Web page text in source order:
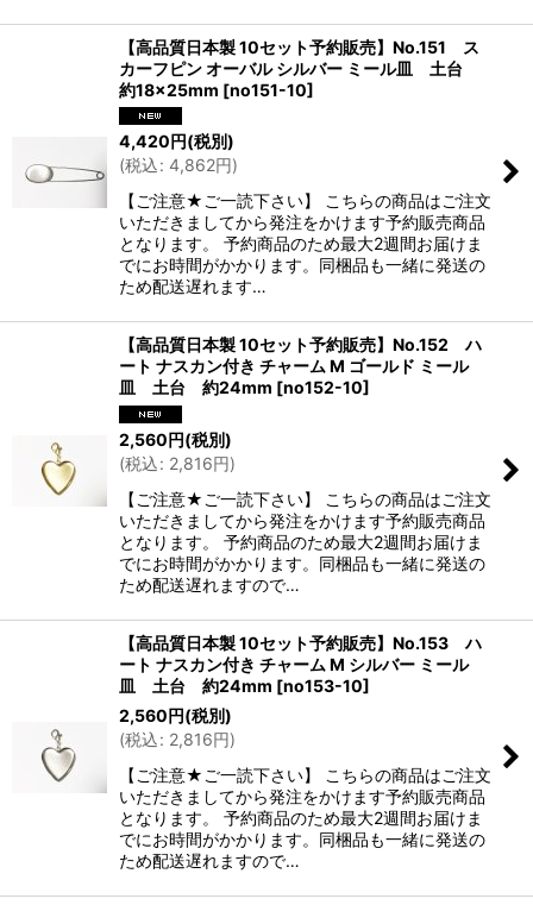
【高品質日本製 10セット予約販売】No.151 ス
カーフピン オーバル シルバー ミール皿 土台
約18×25mm [no151-10]
4,420円(税別)
(税込: 4,862円)
【ご注意★ご一読下さい】 こちらの商品はご注文
いただきましてから発注をかけます予約販売商品
となります。 予約商品のため最大2週間お届けま
でにお時間がかかります。同梱品も一緒に発送の
ため配送遅れます…
【高品質日本製 10セット予約販売】No.152 ハ
ート ナスカン付き チャーム M ゴールド ミール
皿 土台 約24mm [no152-10]
2,560円(税別)
(税込: 2,816円)
【ご注意★ご一読下さい】 こちらの商品はご注文
いただきましてから発注をかけます予約販売商品
となります。 予約商品のため最大2週間お届けま
でにお時間がかかります。同梱品も一緒に発送の
ため配送遅れますので…
【高品質日本製 10セット予約販売】No.153 ハ
ート ナスカン付き チャーム M シルバー ミール
皿 土台 約24mm [no153-10]
2,560円(税別)
(税込: 2,816円)
【ご注意★ご一読下さい】 こちらの商品はご注文
いただきましてから発注をかけます予約販売商品
となります。 予約商品のため最大2週間お届けま
でにお時間がかかります。同梱品も一緒に発送の
ため配送遅れますので…